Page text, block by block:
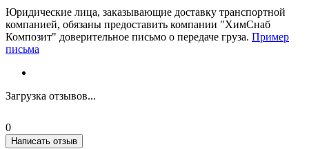
Юридические лица, заказывающие доставку транспортной
компанией, обязаны предоставить компании "ХимСнаб
Композит" доверительное письмо о передаче груза. Пример
письма
Загрузка отзывов...
0
Написать отзыв